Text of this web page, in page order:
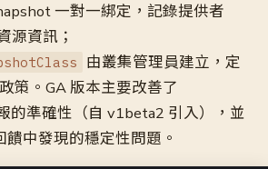
一對一綁定，記錄提供者
源資訊；
由叢集管理員建立，定
策。GA 版本主要改善了
的準確性（自 v1beta2 引入），並
中發現的穩定性問題。